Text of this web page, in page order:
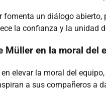
fomenta un diálogo
la confianza y la unidad
Müller en la moral del
elevar la moral del
a sus compañeros a